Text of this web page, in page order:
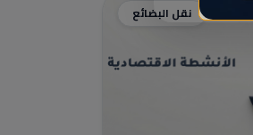
نقل البضائع